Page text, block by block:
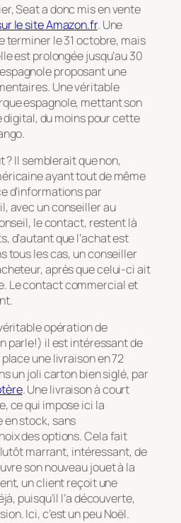
Seat a donc mis en vente
le site Amazon.fr. Une
terminer le 31 octobre, mais
est prolongée jusqu’au 30
proposant une
Une véritable
espagnole, mettant son
du moins pour cette
? Il semblerait que non,
ayant tout de même
d’informations par
avec un conseiller au
le contact, restent là
d’autant que l’achat est
tous les cas, un conseiller
après que celui-ci ait
Le contact commercial et
opération de
parle!) il est intéressant de
une livraison en 72
un joli carton bien siglé, par
. Une livraison à court
ce qui impose ici la
en stock, sans
des options. Cela fait
marrant, intéressant, de
son nouveau jouet à la
un client reçoit une
puisqu’il l’a découverte,
Ici, c’est un peu Noël.